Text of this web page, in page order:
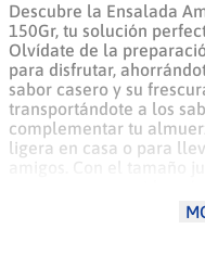
Descubre la Ensalada
150Gr, tu solución
Olvídate de la
para disfrutar,
sabor casero y su
transportándote a los
complementar tu
ligera en casa o para
Disfruta de la calidad y